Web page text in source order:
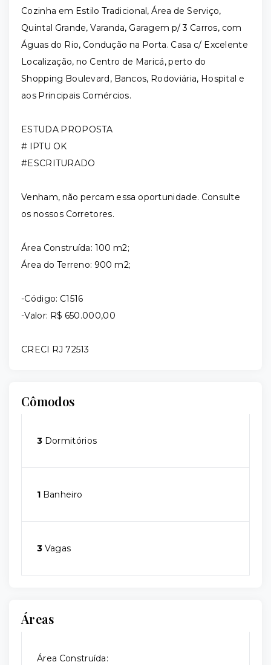
Cozinha em Estilo Tradicional, Área de Serviço,
Quintal Grande, Varanda, Garagem p/ 3 Carros, com
Águas do Rio, Condução na Porta. Casa c/ Excelente
Localização, no Centro de Maricá, perto do
Shopping Boulevard, Bancos, Rodoviária, Hospital e
aos Principais Comércios.
ESTUDA PROPOSTA
# IPTU OK
#ESCRITURADO
Venham, não percam essa oportunidade. Consulte
os nossos Corretores.
Área Construída: 100 m2;
Área do Terreno: 900 m2;
-Código: C1516
-Valor: R$ 650.000,00
CRECI RJ 72513
Cômodos
3 Dormitórios
1 Banheiro
3 Vagas
Áreas
Área Construída: